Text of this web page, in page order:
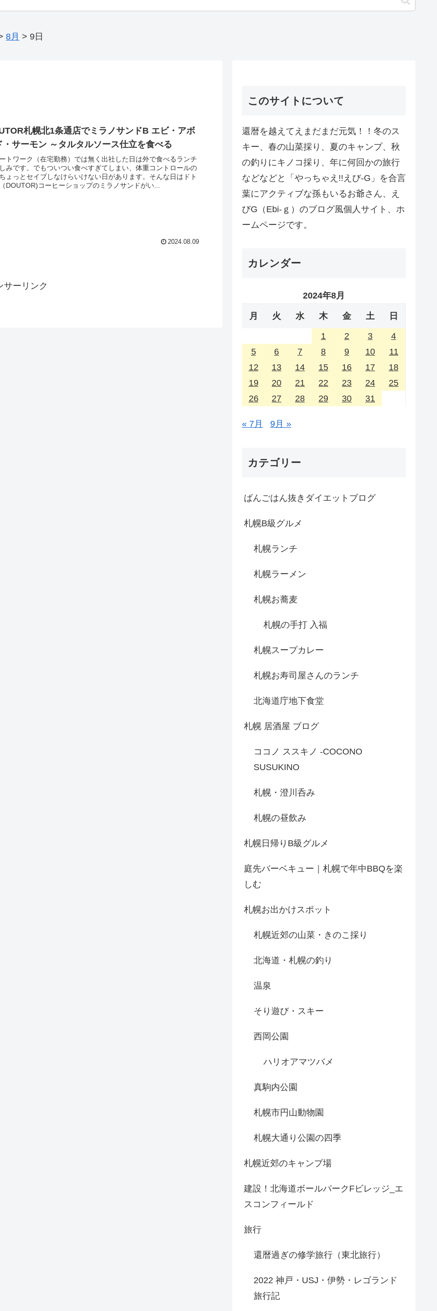
8月 > 9日
札幌北1条通店でミラノサンドB エビ・アボ
・サーモン ～タルタルソース仕立を食べる
トワーク（在宅勤務）では無く出社した日は外で食べるランチ
みです。でもついつい食べすぎてしまい、体重コントロールの
ょっとセイブしなけらいけない日があります。そんな日はドト
DOUTOR)コーヒーショップのミラノサンドがい...
2024.08.09
サーリンク
このサイトについて
還暦を越えてえまだまだ元気！！冬のス
キー、春の山菜採り、夏のキャンプ、秋
の釣りにキノコ採り、年に何回かの旅行
などなどと「やっちゃえ!!えび-G」を合言
葉にアクティブな孫もいるお爺さん、え
びG（Ebi-ｇ）のブログ風個人サイト、ホ
ームページです。
カレンダー
2024年8月
月 火 水 木 金 土 日
1 2 3
4
5
6 7 8 9 10
11
12
13 14 15 16 17
18
19
20 21 22 23 24
25
26
27 28 29 30 31
« 7月 9月 »
カテゴリー
ばんごはん抜きダイエットブログ
札幌B級グルメ
札幌ランチ
札幌ラーメン
札幌お蕎麦
札幌の手打 入福
札幌スープカレー
札幌お寿司屋さんのランチ
北海道庁地下食堂
札幌 居酒屋 ブログ
ココノ ススキノ -COCONO
SUSUKINO
札幌・澄川呑み
札幌の昼飲み
札幌日帰りB級グルメ
庭先バーベキュー｜札幌で年中BBQを楽
しむ
札幌お出かけスポット
札幌近郊の山菜・きのこ採り
北海道・札幌の釣り
温泉
そり遊び・スキー
西岡公園
ハリオアマツバメ
真駒内公園
札幌市円山動物園
札幌大通り公園の四季
札幌近郊のキャンプ場
建設！北海道ボールパークFビレッジ_エ
スコンフィールド
旅行
還暦過ぎの修学旅行（東北旅行）
2022 神戸・USJ・伊勢・レゴランド
旅行記